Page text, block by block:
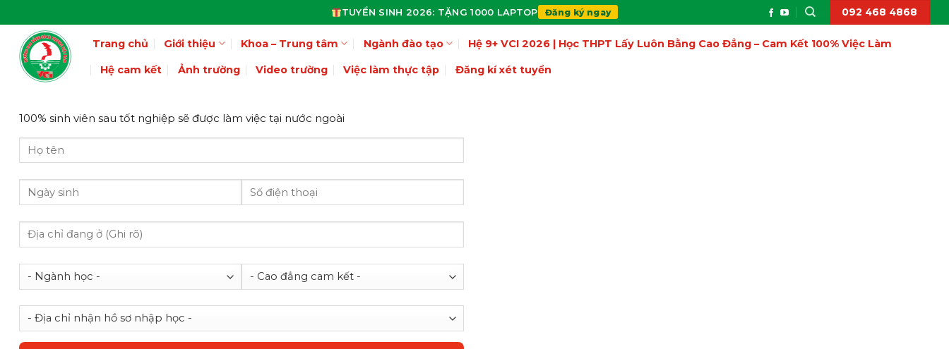
to
content
TUYỂN SINH 2026: TẶNG 1000 LAPTOP Đăng ký ngay 092 468 4868
Trang chủ Giới thiệu Khoa – Trung tâm Ngành đào tạo Hệ 9+ VCI 2026 | Học THPT Lấy Luôn Bằng Cao Đẳng – Cam Kết 100% Việc Làm
Hệ cam kết Ảnh trường Video trường Việc làm thực tập Đăng kí xét tuyển
100% sinh viên sau tốt nghiệp sẽ được làm việc tại nước ngoài